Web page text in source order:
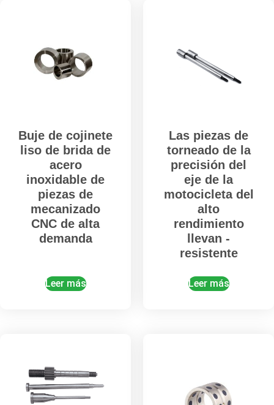
Buje de cojinete
liso de brida de
acero
inoxidable de
piezas de
mecanizado
CNC de alta
demanda
Leer más
Las piezas de
torneado de la
precisión del
eje de la
motocicleta del
alto
rendimiento
llevan -
resistente
Leer más